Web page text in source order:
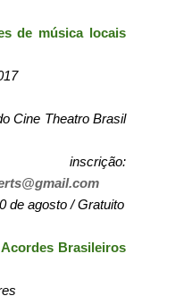
de música locais
Cine Theatro Brasil
inscrição:
de agosto /Gratuito
Brasileiros